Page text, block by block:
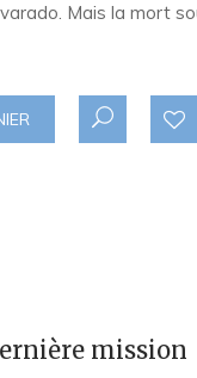
Mais la mort
mission